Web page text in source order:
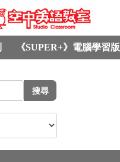
《SUPER+》電腦學習版
搜尋